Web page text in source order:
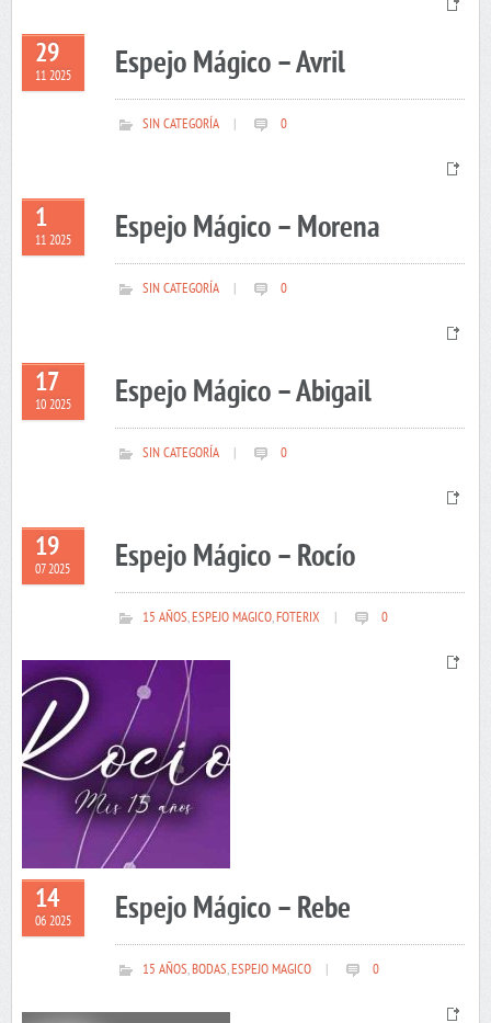
29
11 2025 Espejo Mágico – Avril
SIN CATEGORÍA 0
1
11 2025 Espejo Mágico – Morena
SIN CATEGORÍA 0
17
10 2025 Espejo Mágico – Abigail
SIN CATEGORÍA 0
19
07 2025 Espejo Mágico – Rocío
15 AÑOS,ESPEJO MAGICO,FOTERIX 0
14
06 2025 Espejo Mágico – Rebe
15 AÑOS,BODAS,ESPEJO MAGICO 0